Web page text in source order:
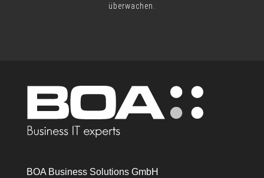
überwachen.
BOA Business Solutions GmbH